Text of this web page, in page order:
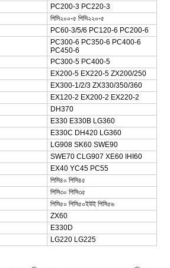
PC200-3 PC220-3
পিসি২০০-৫ পিসি২২০-৫
PC60-3/5/6 PC120-6 PC200-6
PC300-6 PC350-6 PC400-6
PC450-6
PC300-5 PC400-5
EX200-5 EX220-5 ZX200/250
EX300-1/2/3 ZX330/350/360
EX120-2 EX200-2 EX220-2
DH370
E330 E330B LG360
E330C DH420 LG360
LG908 SK60 SWE90
SWE70 CLG907 XE60 IHI60
EX40 YC45 PC55
পিসি৪০ পিসি৪৫
পিসি৩০ পিসি৩৫
পিসি৫০ পিসি৫০ইউই পিসি৫৬
ZX60
E330D
LG220 LG225